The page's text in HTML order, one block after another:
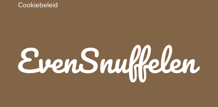
Cookiebeleid